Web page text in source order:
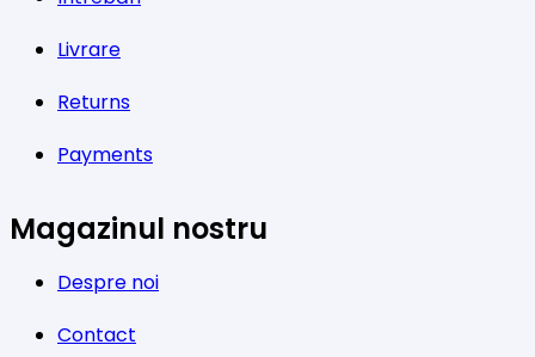
Livrare
Returns
Payments
Magazinul nostru
Despre noi
Contact